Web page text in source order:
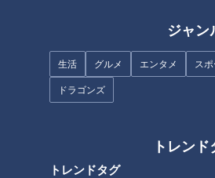
ジャン
生活 グルメ エンタメ ス
ドラゴンズ
トレンド
トレンドタグ
“チームを勝たせる投手”中日ド
ラ1中西聖輝が大学時代に磨き上
げた投球術「変なプライドは捨
日本